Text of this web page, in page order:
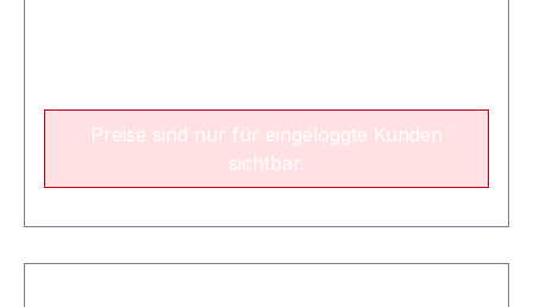
Preise sind nur für eingeloggte Kunden
sichtbar.